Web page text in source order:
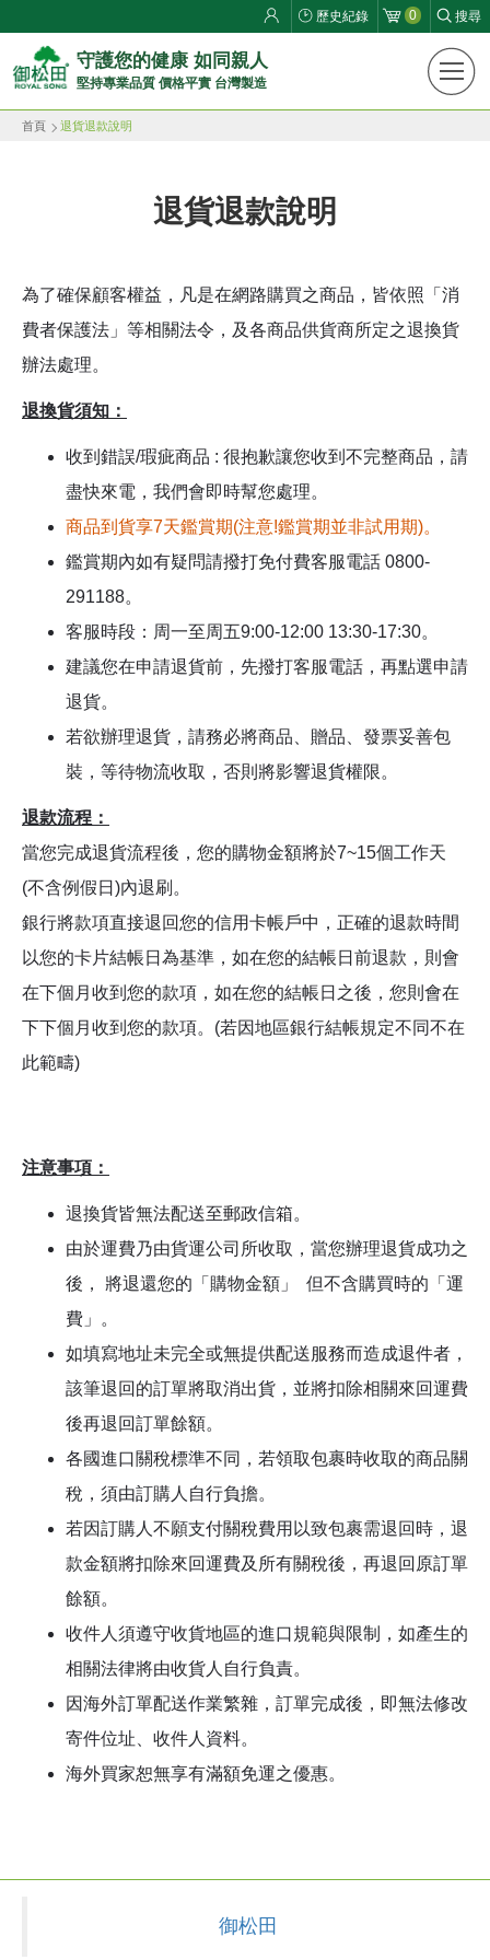
御
松
生
活
館
ROYAL
SONG
守護您的健康 如同親人
堅持專業品質 價格平實 台灣製造
歷史紀錄 0 搜尋
首頁 退貨退款說明
退貨退款說明
為了確保顧客權益，凡是在網路購買之商品，皆依照「消
費者保護法」等相關法令，及各商品供貨商所定之退換貨
辦法處理。
退換貨須知：
收到錯誤/瑕疵商品 : 很抱歉讓您收到不完整商品，請
盡快來電，我們會即時幫您處理。
商品到貨享7天鑑賞期(注意!鑑賞期並非試用期)。
鑑賞期內如有疑問請撥打免付費客服電話 0800-
291188。
客服時段：周一至周五9:00-12:00 13:30-17:30。
建議您在申請退貨前，先撥打客服電話，再點選申請
退貨。
若欲辦理退貨，請務必將商品、贈品、發票妥善包
裝，等待物流收取，否則將影響退貨權限。
退款流程：
當您完成退貨流程後，您的購物金額將於7~15個工作天
(不含例假日)內退刷。
銀行將款項直接退回您的信用卡帳戶中，正確的退款時間
以您的卡片結帳日為基準，如在您的結帳日前退款，則會
在下個月收到您的款項，如在您的結帳日之後，您則會在
下下個月收到您的款項。(若因地區銀行結帳規定不同不在
此範疇)
注意事項：
退換貨皆無法配送至郵政信箱。
由於運費乃由貨運公司所收取，當您辦理退貨成功之
後， 將退還您的「購物金額」 但不含購買時的「運
費」。
如填寫地址未完全或無提供配送服務而造成退件者，
該筆退回的訂單將取消出貨，並將扣除相關來回運費
後再退回訂單餘額。
各國進口關稅標準不同，若領取包裹時收取的商品關
稅，須由訂購人自行負擔。
若因訂購人不願支付關稅費用以致包裹需退回時，退
款金額將扣除來回運費及所有關稅後，再退回原訂單
餘額。
收件人須遵守收貨地區的進口規範與限制，如產生的
相關法律將由收貨人自行負責。
因海外訂單配送作業繁雜，訂單完成後，即無法修改
寄件位址、收件人資料。
海外買家恕無享有滿額免運之優惠。
御松田